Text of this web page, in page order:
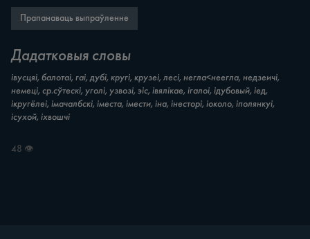
Прапанаваць выпраўленне
Дадатковыя словы
iвусцяі, балотаі, гаі, дубі, кругі, крузеі, лесі, негла<неегла, недзеичі,
немеці, ср.сўтескі, уголі, узвозі, эіс, івялікае, ігалоі, ідубовый, іед,
ікругёлеі, імачалбскі, іместа, імести, іна, інесторі, іоколо, іполянкуі,
ісухой, іхвошчі
48 👁